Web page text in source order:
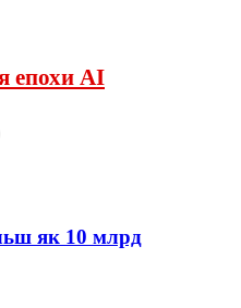
епохи AI
як 10 млрд